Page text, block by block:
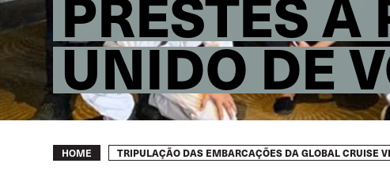
UNIDO DE
Breadcrumb
HOME TRIPULAÇÃO DAS EMBARCAÇÕES DA GLOBAL CRUISE